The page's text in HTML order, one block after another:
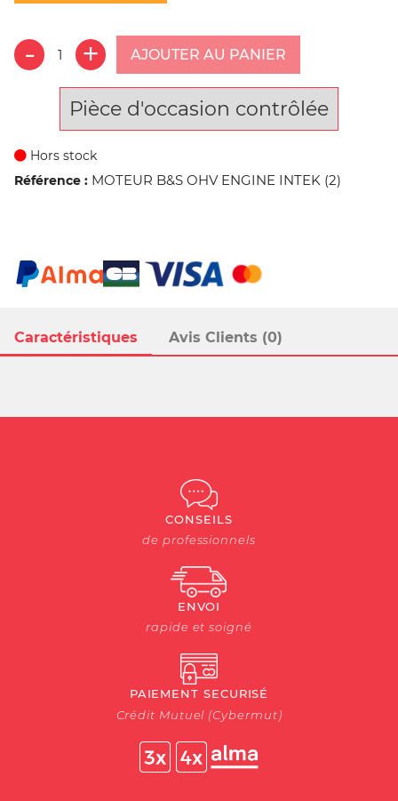
Caractéristiques Avis Clients (0)
AJOUTER AU PANIER
Pièce d'occasion contrôlée
Hors stock
Référence : MOTEUR B&S OHV ENGINE INTEK (2)
CONSEILS
de professionnels
ENVOI
rapide et soigné
PAIEMENT SECURISÉ
Crédit Mutuel (Cybermut)